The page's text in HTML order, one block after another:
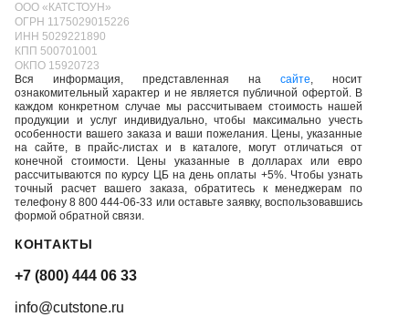
ООО «КАТСТОУН»
ОГРН 1175029015226
ИНН 5029221890
КПП 500701001
ОКПО 15920723
Вся информация, представленная на сайте, носит
ознакомительный характер и не является публичной офертой. В
каждом конкретном случае мы рассчитываем стоимость нашей
продукции и услуг индивидуально, чтобы максимально учесть
особенности вашего заказа и ваши пожелания. Цены, указанные
на сайте, в прайс-листах и в каталоге, могут отличаться от
конечной стоимости. Цены указанные в долларах или евро
рассчитываются по курсу ЦБ на день оплаты +5%. Чтобы узнать
точный расчет вашего заказа, обратитесь к менеджерам по
телефону 8 800 444-06-33 или оставьте заявку, воспользовавшись
формой обратной связи.
КОНТАКТЫ
+7 (800) 444 06 33
info@cutstone.ru